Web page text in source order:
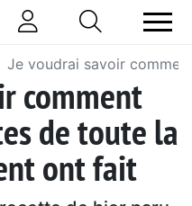
Je voudrai savoir
comment
de toute la
ont fait